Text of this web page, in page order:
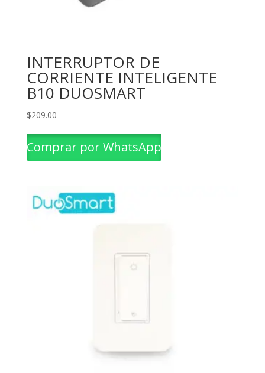
INTERRUPTOR DE
CORRIENTE INTELIGENTE
B10 DUOSMART
$209.00
Comprar por WhatsApp